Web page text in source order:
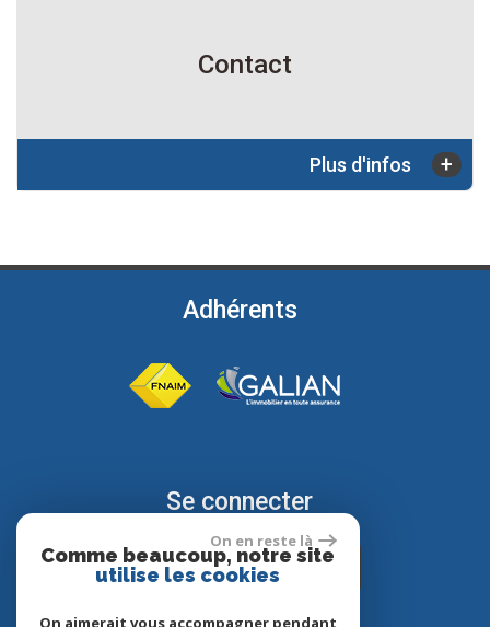
Contact
Plus d'infos +
Adhérents
Se connecter
Espace propriétaire
On en reste là
Comme beaucoup, notre site
utilise les cookies
On aimerait vous accompagner pendant